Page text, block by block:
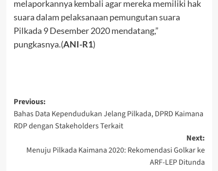
melaporkannya kembali agar mereka memiliki hak
suara dalam pelaksanaan pemungutan suara
Pilkada 9 Desember 2020 mendatang,”
pungkasnya.(ANI-R1)
Post
navigation
Previous:
Bahas Data Kependudukan Jelang Pilkada, DPRD Kaimana
RDP dengan Stakeholders Terkait
Next:
Menuju Pilkada Kaimana 2020: Rekomendasi Golkar ke
ARF-LEP Ditunda